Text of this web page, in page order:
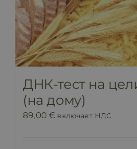
ДНК-тест на
(на дому)
89,00€ включает НДС